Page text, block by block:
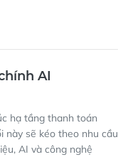
AI
hạ tầng thanh toán
này sẽ kéo theo nhu cầu
AI và công nghệ